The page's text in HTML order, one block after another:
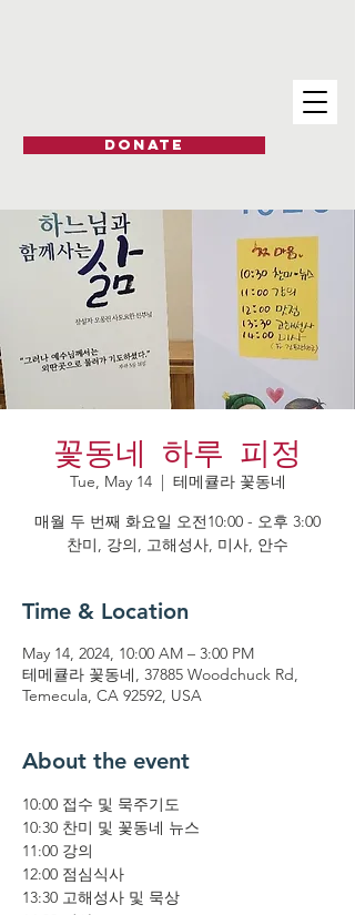
DONATE
꽃동네 하루 피정
Tue, May 14
  |
테메큘라 꽃동네
매월 두 번째 화요일 오전10:00 - 오후 3:00
찬미, 강의, 고해성사, 미사, 안수
Time & Location
May 14, 2024, 10:00 AM – 3:00 PM
테메큘라 꽃동네, 37885 Woodchuck Rd,
Temecula, CA 92592, USA
About the event
10:00 접수 및 묵주기도
10:30 찬미 및 꽃동네 뉴스
11:00 강의
12:00 점심식사
13:30 고해성사 및 묵상